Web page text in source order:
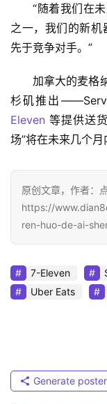
“随着我们在
之一，我们的新
先于竞争对手。”
加拿大的麦格
杉矶推出
Eleven 等提供送
场”将在未来几个月
原创文章，作者：
https://
ren-huo-de-ai-
7-Eleven
Uber Eats
Generate poster